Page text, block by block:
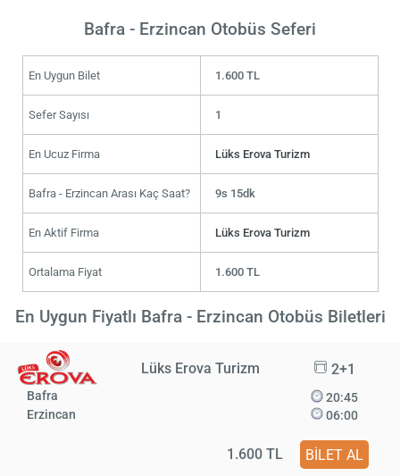
Bafra - Erzincan Otobüs Seferi
En Uygun Bilet 1.600 TL
Sefer Sayısı 1
En Ucuz Firma Lüks Erova Turizm
Bafra - Erzincan Arası Kaç Saat? 9s 15dk
En Aktif Firma Lüks Erova Turizm
Ortalama Fiyat 1.600 TL
En Uygun Fiyatlı Bafra - Erzincan Otobüs Biletleri
Lüks Erova Turizm 2+1
Bafra
Erzincan
20:45
06:00
1.600 TL BİLET AL